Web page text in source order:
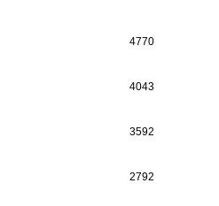
4770
4043
3592
2792